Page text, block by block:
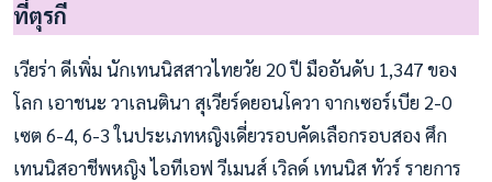
ที่ตุรกี
เวียร่า ดีเพิ่ม นักเทนนิสสาวไทยวัย 20 ปี มืออันดับ 1,347 ของ
โลก เอาชนะ วาเลนตินา สุเวียร์ดยอนโควา จากเซอร์เบีย 2-0
เซต 6-4, 6-3 ในประเภทหญิงเดี่ยวรอบคัดเลือกรอบสอง ศึก
เทนนิสอาชีพหญิง ไอทีเอฟ วีเมนส์ เวิลด์ เทนนิส ทัวร์ รายการ